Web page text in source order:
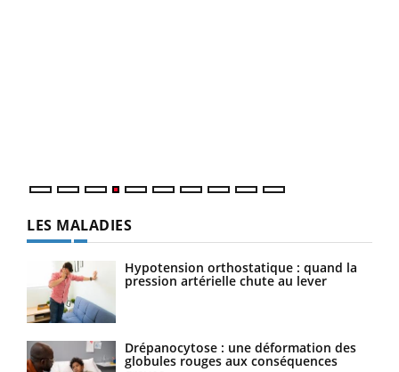
LES MALADIES
Hypotension orthostatique : quand la
pression artérielle chute au lever
Drépanocytose : une déformation des
globules rouges aux conséquences